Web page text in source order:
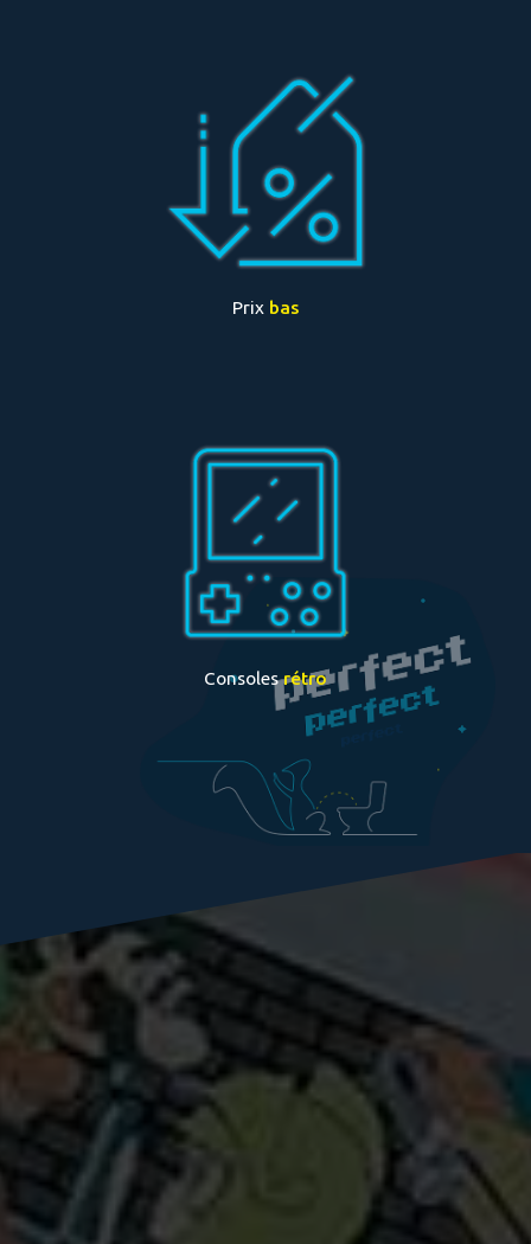
Prix bas
Consolesrétro